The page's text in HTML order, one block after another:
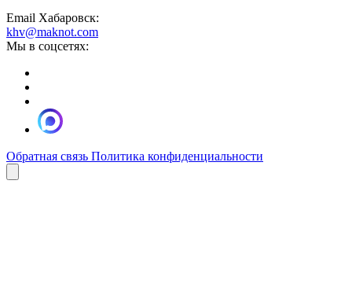
Email Хабаровск:
khv@maknot.com
Мы в соцсетях:
Обратная связь Политика конфиденциальности